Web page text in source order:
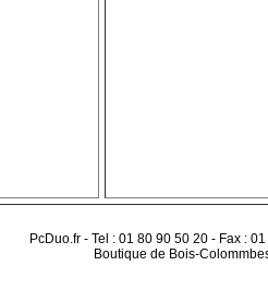
PcDuo.fr - Tel : 01 80 90 50 20 - Fax :
Boutique de Bois-